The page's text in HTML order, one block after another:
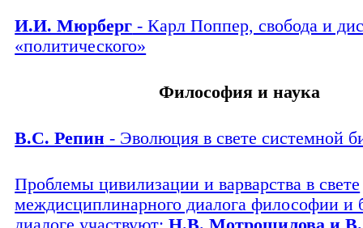
И.И. Мюрберг - Карл Поппер, свобода и
«политического»
Философия и наука
В.С. Репин - Эволюция в свете системной
Проблемы цивилизации и варварства в свете
междисциплинарного диалога философии и